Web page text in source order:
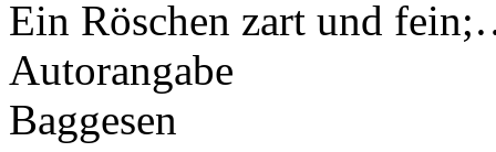
Ein Röschen zart und
Autorangabe
Baggesen